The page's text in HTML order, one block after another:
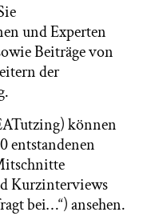
und Experten
Beiträge von
der
können
entstandenen
Kurzinterviews
bei…“) ansehen.